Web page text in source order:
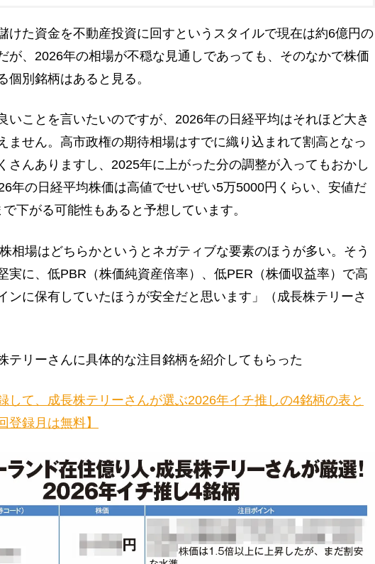
けた資金を不動産投資に回すというスタイルで現在は約6億円の
が、2026年の相場が不穏な見通しであっても、そのなかで株価
個別銘柄はあると見る。
いことを言いたいのですが、2026年の日経平均はそれほど大き
ません。高市政権の期待相場はすでに織り込まれて割高となっ
さんありますし、2025年に上がった分の調整が入ってもおかし
年の日経平均株価は高値でせいぜい5万5000円くらい、安値だ
下がる可能性もあると予想しています。
相場はどちらかというとネガティブな要素のほうが多い。そう
実に、低PBR（株価純資産倍率）、低PER（株価収益率）で高
ンに保有していたほうが安全だと思います」（成長株テリーさ
テリーさんに具体的な注目銘柄を紹介してもらった
して、成長株テリーさんが選ぶ2026年イチ推しの4銘柄の表と
登録月は無料】